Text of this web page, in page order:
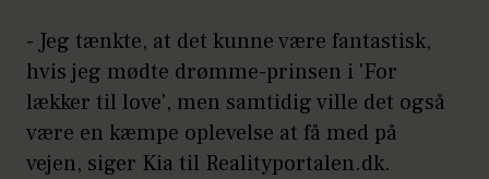
- Jeg tænkte, at det kunne være fantastisk,
hvis jeg mødte drømme-prinsen i 'For
lækker til love', men samtidig ville det også
være en kæmpe oplevelse at få med på
vejen, siger Kia til Realityportalen.dk.